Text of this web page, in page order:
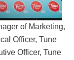
of Marketing,
Officer, Tune
Officer, Tune